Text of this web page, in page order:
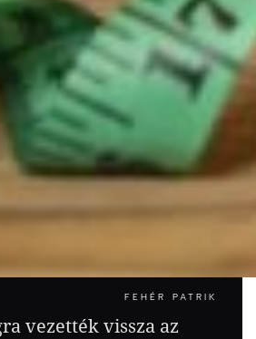
FEHÉR PATRIK
vezették vissza az